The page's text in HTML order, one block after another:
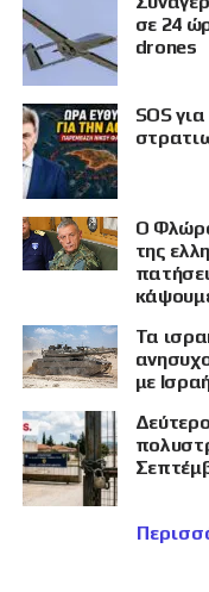
σε 24
drones
SOS
Ο
της
Τα
με